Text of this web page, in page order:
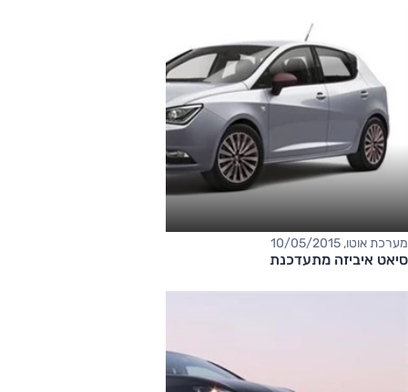
מערכת אוטו, 10/05/2015
סיאט איביזה מתעדכנת